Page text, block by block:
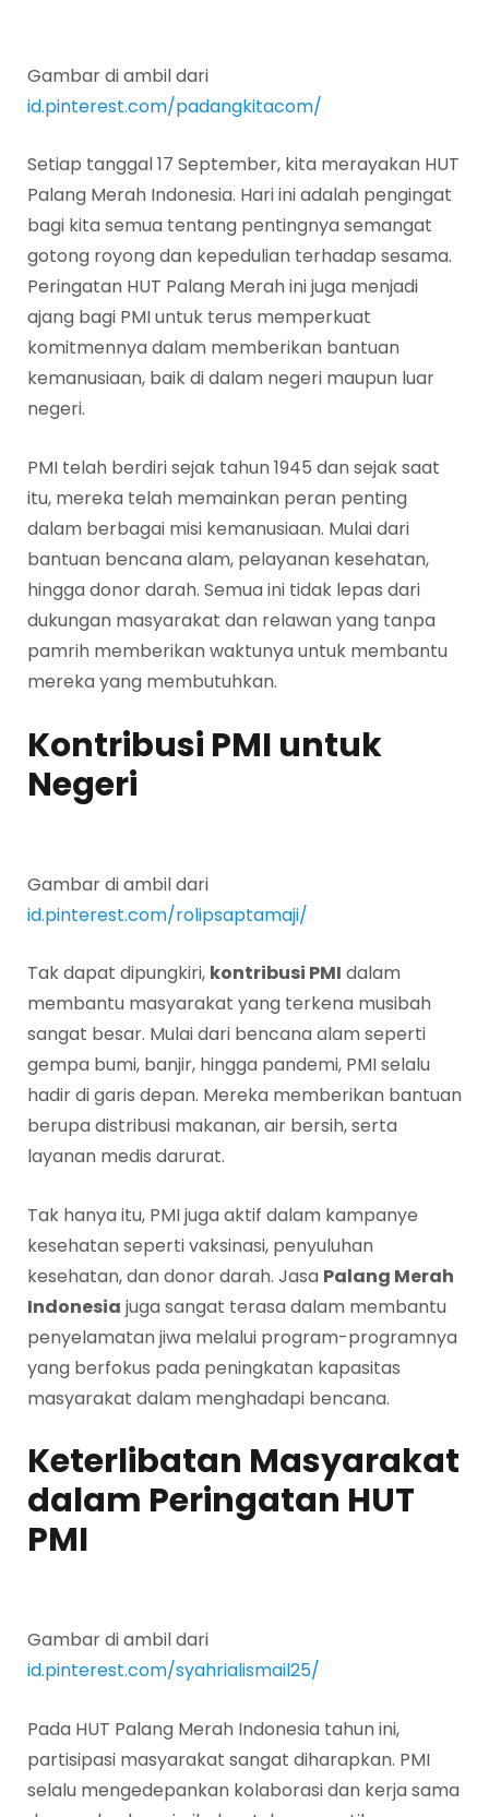
Gambar di ambil dari
id.pinterest.com/padangkitacom/
Setiap tanggal 17 September, kita merayakan HUT
Palang Merah Indonesia. Hari ini adalah pengingat
bagi kita semua tentang pentingnya semangat
gotong royong dan kepedulian terhadap sesama.
Peringatan HUT Palang Merah ini juga menjadi
ajang bagi PMI untuk terus memperkuat
komitmennya dalam memberikan bantuan
kemanusiaan, baik di dalam negeri maupun luar
negeri.
PMI telah berdiri sejak tahun 1945 dan sejak saat
itu, mereka telah memainkan peran penting
dalam berbagai misi kemanusiaan. Mulai dari
bantuan bencana alam, pelayanan kesehatan,
hingga donor darah. Semua ini tidak lepas dari
dukungan masyarakat dan relawan yang tanpa
pamrih memberikan waktunya untuk membantu
mereka yang membutuhkan.
Kontribusi PMI untuk
Negeri
Gambar di ambil dari
id.pinterest.com/rolipsaptamaji/
Tak dapat dipungkiri, kontribusi PMI dalam
membantu masyarakat yang terkena musibah
sangat besar. Mulai dari bencana alam seperti
gempa bumi, banjir, hingga pandemi, PMI selalu
hadir di garis depan. Mereka memberikan bantuan
berupa distribusi makanan, air bersih, serta
layanan medis darurat.
Tak hanya itu, PMI juga aktif dalam kampanye
kesehatan seperti vaksinasi, penyuluhan
kesehatan, dan donor darah. Jasa Palang Merah
Indonesia juga sangat terasa dalam membantu
penyelamatan jiwa melalui program-programnya
yang berfokus pada peningkatan kapasitas
masyarakat dalam menghadapi bencana.
Keterlibatan Masyarakat
dalam Peringatan HUT
PMI
Gambar di ambil dari
id.pinterest.com/syahrialismail25/
Pada HUT Palang Merah Indonesia tahun ini,
partisipasi masyarakat sangat diharapkan. PMI
selalu mengedepankan kolaborasi dan kerja sama